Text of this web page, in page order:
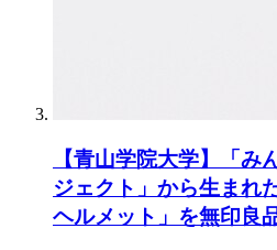
【青山学院大学】「み
ジェクト」から生まれ
ヘルメット」を無印良